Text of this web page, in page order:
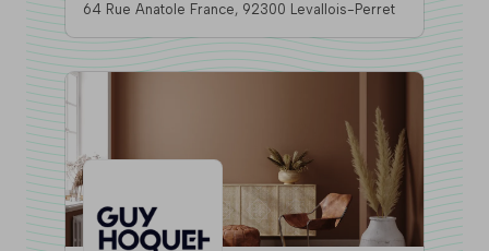
64 Rue Anatole France, 92300 Levallois-Perret